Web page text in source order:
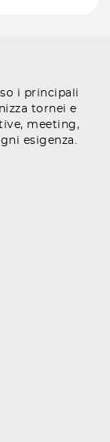
i principali
tornei e
meeting,
esigenza.